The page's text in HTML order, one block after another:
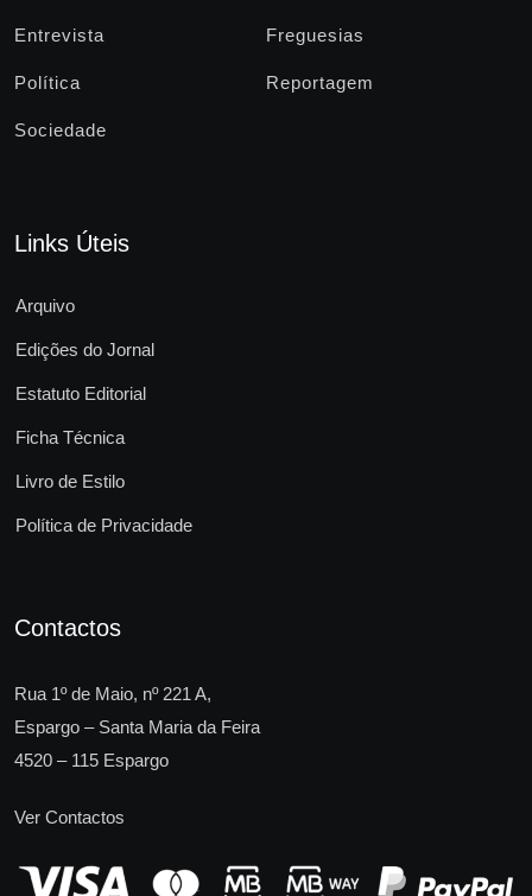
Entrevista Freguesias
Política Reportagem
Sociedade
Links Úteis
Arquivo
Edições do Jornal
Estatuto Editorial
Ficha Técnica
Livro de Estilo
Política de Privacidade
Contactos
Rua 1º de Maio, nº 221 A,
Espargo – Santa Maria da Feira
4520 – 115 Espargo
Ver Contactos